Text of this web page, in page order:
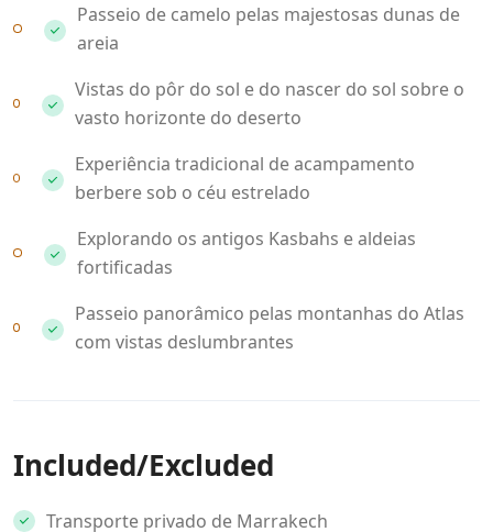
Passeio de camelo pelas majestosas dunas de
areia
Vistas do pôr do sol e do nascer do sol sobre o
vasto horizonte do deserto
Experiência tradicional de acampamento
berbere sob o céu estrelado
Explorando os antigos Kasbahs e aldeias
fortificadas
Passeio panorâmico pelas montanhas do Atlas
com vistas deslumbrantes
Included/Excluded
Transporte privado de Marrakech